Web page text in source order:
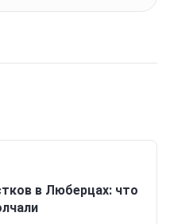
в Люберцах: что